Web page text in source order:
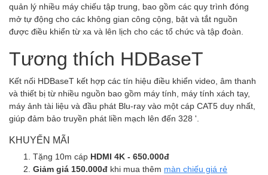
quản lý nhiều máy chiếu tập trung, bao gồm các quy trình đóng
mở tự động cho các không gian công cộng, bật và tắt nguồn
được điều khiển từ xa và lên lịch cho các tổ chức và tập đoàn.
Tương thích HDBaseT
Kết nối HDBaseT kết hợp các tín hiệu điều khiển video, âm thanh
và thiết bị từ nhiều nguồn bao gồm máy tính, máy tính xách tay,
máy ảnh tài liệu và đầu phát Blu-ray vào một cáp CAT5 duy nhất,
giúp đảm bảo truyền phát liền mạch lên đến 328 '.
KHUYẾN MÃI
Tặng 10m cáp HDMI 4K - 650.000đ
Giảm giá 150.000đ khi mua thêm màn chiếu giá rẻ